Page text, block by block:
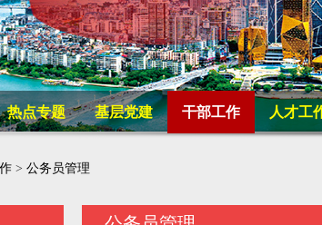
热点专题 基层党建 干部工作 人才工
> 公务员管理